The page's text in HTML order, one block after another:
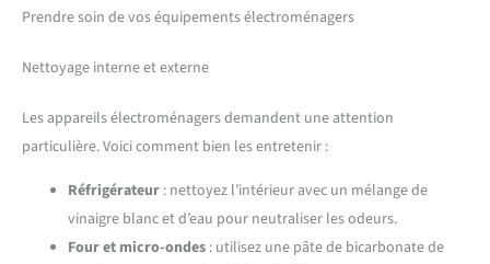
Prendre soin de vos équipements électroménagers
Nettoyage interne et externe
Les appareils électroménagers demandent une attention
particulière. Voici comment bien les entretenir :
Réfrigérateur : nettoyez l’intérieur avec un mélange de
vinaigre blanc et d’eau pour neutraliser les odeurs.
Four et micro-ondes : utilisez une pâte de bicarbonate de